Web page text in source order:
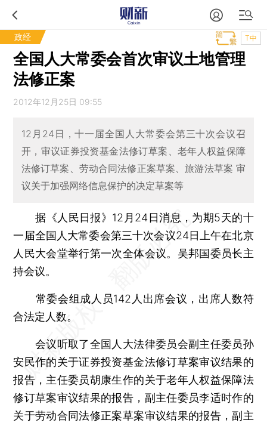
政经 T中
全国人大常委会首次审议土地管理
法修正案
2012年12月25日 09:55
12月24日，十一届全国人大常委会第三十次会议召
开，审议证券投资基金法修订草案、老年人权益保障
法修订草案、劳动合同法修正案草案、旅游法草案 审
议关于加强网络信息保护的决定草案等
据《人民日报》12月24日消息，为期5天的十
一届全国人大常委会第三十次会议24日上午在北京
人民大会堂举行第一次全体会议。吴邦国委员长主
持会议。
常委会组成人员142人出席会议，出席人数符
合法定人数。
会议听取了全国人大法律委员会副主任委员孙
安民作的关于证券投资基金法修订草案审议结果的
报告，主任委员胡康生作的关于老年人权益保障法
修订草案审议结果的报告，副主任委员李适时作的
关于劳动合同法修正案草案审议结果的报告，副主